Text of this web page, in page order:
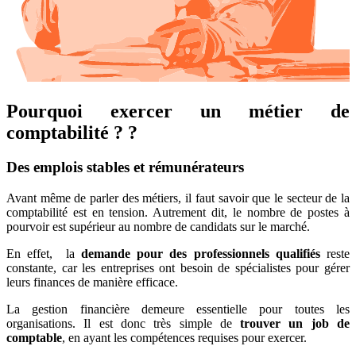
Pourquoi exercer un métier de
comptabilité ? ?
Des emplois stables et rémunérateurs
Avant même de parler des métiers, il faut savoir que le secteur de la
comptabilité est en tension. Autrement dit, le nombre de postes à
pourvoir est supérieur au nombre de candidats sur le marché.
En effet, la demande pour des professionnels qualifiésreste
constante, car les entreprises ont besoin de spécialistes pour gérer
leurs finances de manière efficace.
La gestion financière demeure essentielle pour toutes les
organisations. Il est donc très simple detrouver un job de
comptable, en ayant les compétences requises pour exercer.